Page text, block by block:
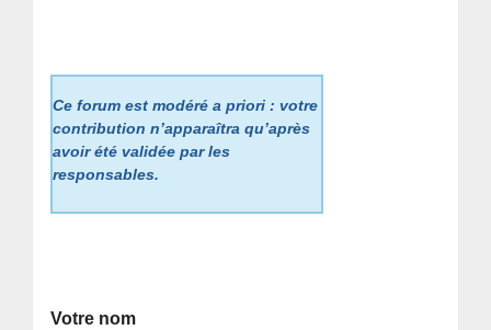
Ce forum est modéré a priori : votre
contribution n’apparaîtra qu’après
avoir été validée par les
responsables.
Votre nom